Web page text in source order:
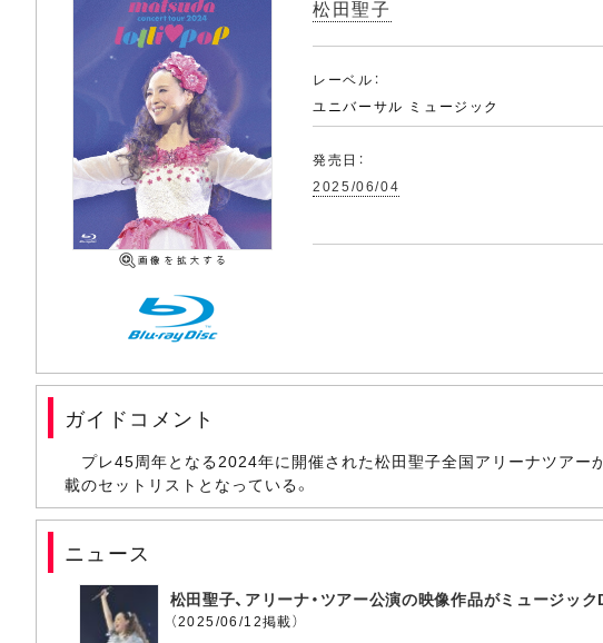
松田聖子
レーベル：
ユニバーサル ミュージック
発売日：
2025/06/04
ガイドコメント
プレ45周年となる2024年に開催された松田聖子全国アリーナツアー
載のセットリストとなっている。
ニュース
松田聖子、アリーナ・ツアー公演の映像作品がミュージッ
（2025/06/12掲載）